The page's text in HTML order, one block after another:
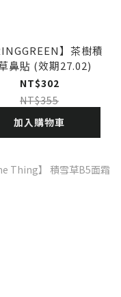
】茶樹積
鼻貼 (效期27.02)
NT$302
NT$355
加入購物車